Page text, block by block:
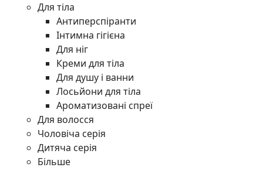
Для тіла
Антиперспіранти
Інтимна гігієна
Для ніг
Креми для тіла
Для душу і ванни
Лосьйони для тіла
Ароматизовані спреї
Для волосся
Чоловіча серія
Дитяча серія
Більше